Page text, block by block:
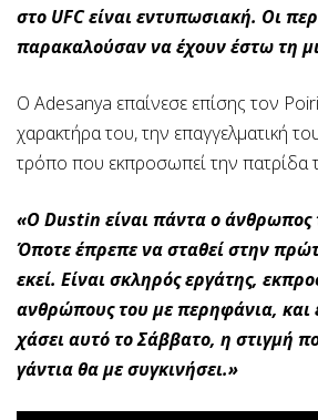
στο UFC είναι εντυπωσιακή. Οι
παρακαλούσαν να έχουν έστω τη
Ο Adesanya επαίνεσε επίσης τον
χαρακτήρα του, την επαγγελματική
τρόπο που εκπροσωπεί την πατρίδα
«Ο Dustin είναι πάντα ο άνθρωπος
Όποτε έπρεπε να σταθεί στην
εκεί. Είναι σκληρός εργάτης,
ανθρώπους του με περηφάνια, και
χάσει αυτό το Σάββατο, η στιγμή
γάντια θα με συγκινήσει.»